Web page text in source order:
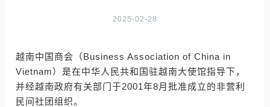
2025-02-28
越南中国商会（Business Association of China in
Vietnam）是在中华人民共和国驻越南大使馆指导下，
并经越南政府有关部门于2001年8月批准成立的非营利
民间社团组织。